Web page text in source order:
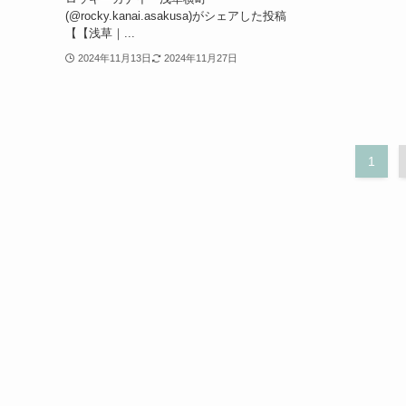
(@rocky.kanai.asakusa)がシェアした投稿
【【浅草｜...
2024年11月13日 2024年11月27日
1